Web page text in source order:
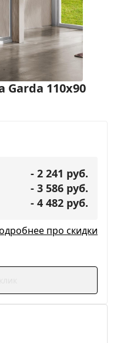
Garda 110x90
- 2 241 руб.
- 3 586 руб.
- 4 482 руб.
про скидки